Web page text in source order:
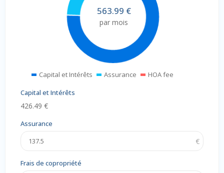
563.99 €
par mois
Capital et Intérêts Assurance
HOA fee
Capital et Intérêts
426.49 €
Assurance
Frais de copropriété